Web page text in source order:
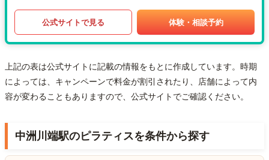
公式サイトで見る 体験・相談予約
上記の表は公式サイトに記載の情報をもとに作成しています。時期
によっては、キャンペーンで料金が割引されたり、店舗によって内
容が変わることもありますので、公式サイトでご確認ください。
中洲川端駅のピラティスを条件から探す